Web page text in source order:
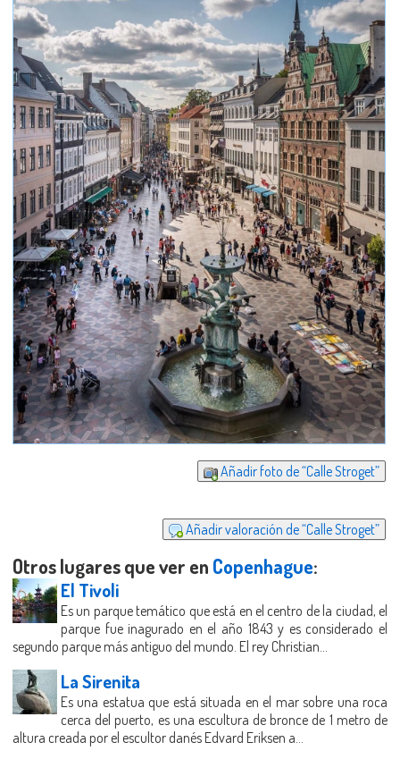
Añadir foto de “Calle Stroget”
Añadir valoración de “Calle Stroget”
Otros lugares que ver en Copenhague:
El Tivoli
Es un parque temático que está en el centro de la ciudad, el
parque fue inagurado en el año 1843 y es considerado el
segundo parque más antiguo del mundo. El rey Christian...
La Sirenita
Es una estatua que está situada en el mar sobre una roca
cerca del puerto, es una escultura de bronce de 1 metro de
altura creada por el escultor danés Edvard Eriksen a...